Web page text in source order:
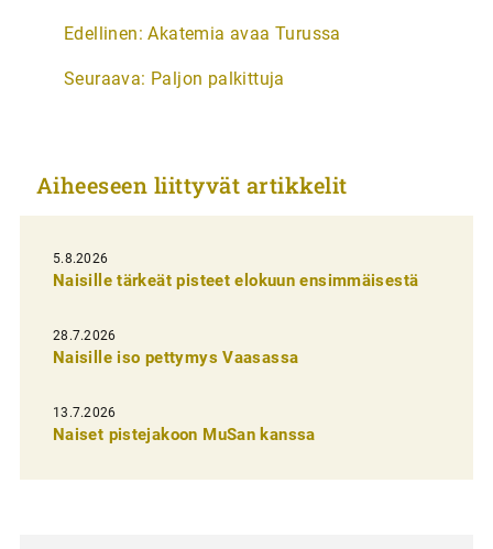
A
t
k
e
l
i
e
n
e
Edellinen: Akatemia avaa Turussa
Seuraava: Paljon palkittuja
Aiheeseen liittyvät artikkelit
5.8.2026
Naisille tärkeät pisteet elokuun ensimmäisestä
28.7.2026
Naisille iso pettymys Vaasassa
13.7.2026
Naiset pistejakoon MuSan kanssa